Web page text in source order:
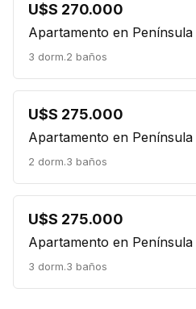
U$S 270.000
Apartamento en Península
3 dorm.2 baños
U$S 275.000
Apartamento en Península
2 dorm.3 baños
U$S 275.000
Apartamento en Península
3 dorm.3 baños